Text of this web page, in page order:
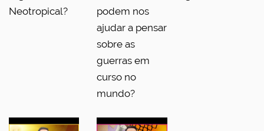
Neotropical?
podem nos
ajudar a pensar
sobre as
guerras em
curso no
mundo?